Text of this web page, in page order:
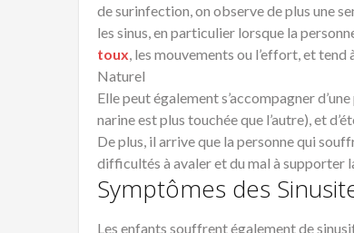
desurinfection, on observe de plus une
les sinus, en particulier lorsque la
toux, les mouvements ou l’effort, et
Naturel
Elle peut également s’accompagner
narine est plus touchée que l’autre), et
De plus, il arrive que la personne qui
difficultés à avaler et du mal à supporter
Symptômes des
Les enfants souffrent également de